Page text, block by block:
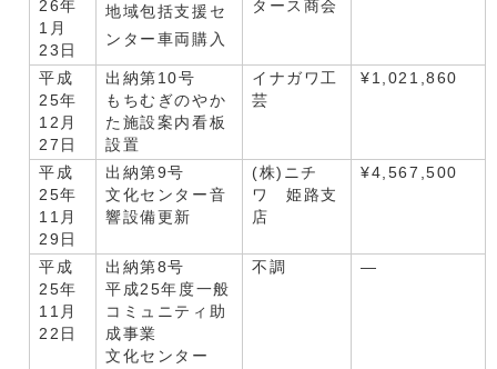
26年
1月
23日
地域包括支援セ
ンター車両購入
タース商会
平成
25年
12月
27日
出納第10号
もちむぎのやか
た施設案内看板
設置
イナガワ工
芸
¥1,021,860
平成
25年
11月
29日
出納第9号
文化センター音
響設備更新
(株)ニチ
ワ 姫路支
店
¥4,567,500
平成
25年
11月
22日
出納第8号
平成25年度一般
コミュニティ助
成事業
文化センター
不調 ―